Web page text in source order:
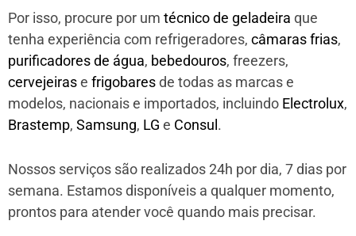
Por isso, procure por um técnico de geladeira que
tenha experiência com refrigeradores, câmaras frias,
purificadores de água, bebedouros, freezers,
cervejeirase frigobaresde todas as marcas e
modelos, nacionais e importados, incluindo Electrolux,
Brastemp, Samsung, LG e Consul .
Nossos serviços são realizados 24h por dia, 7 dias por
semana. Estamos disponíveis a qualquer momento,
prontos para atender você quando mais precisar.